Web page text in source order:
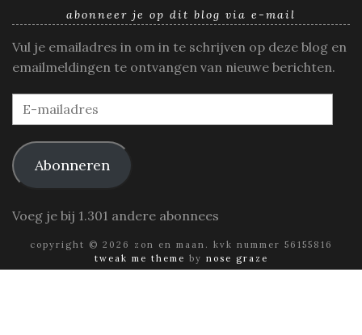
abonneer je op dit blog via e-mail
Vul je emailadres in om in te schrijven op deze blog en
emailmeldingen te ontvangen van nieuwe berichten.
E-
mailadres
Abonneren
Voeg je bij 1.301 andere abonnees
copyright © 2026 zon en maan. kvk nummer 56155816
tweak me theme by nose graze